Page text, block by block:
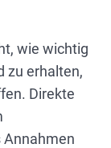
wie wichtig
zu erhalten,
Direkte
Annahmen